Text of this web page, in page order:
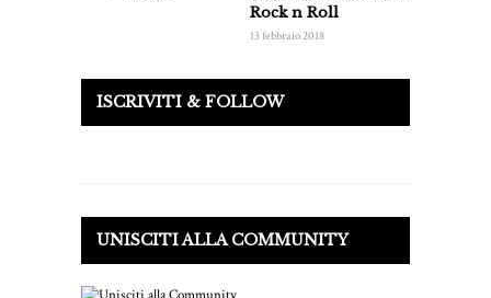
Rock n Roll
13 febbraio 2018
ISCRIVITI & FOLLOW
UNISCITI ALLA COMMUNITY